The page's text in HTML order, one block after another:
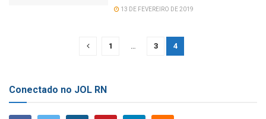
13 DE FEVEREIRO DE 2019
1 3 4
Conectado no JOL RN